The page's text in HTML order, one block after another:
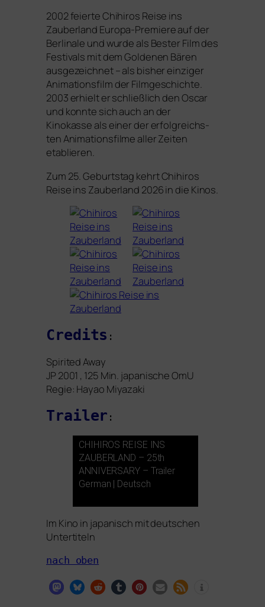
2002 fei­er­teChihiros Reise ins
Zauberland Europa-Premiere auf der
Berlinale und wur­de als Bester Film des
Festivals mit dem Goldenen Bären
aus­ge­zeich­net – als bis­her ein­zi­ger
Animationsfilm der Filmgeschichte.
2003 erhielt er schließ­lich den Oscar
und konn­te sich auch an der
Kinokasse als einer der erfolg­reichs­
ten Animationsfilme aller Zeiten
etablieren.
Zum 25. Geburtstag kehrtChihiros
Reise ins Zauberland 2026 in die Kinos.
Credits :
Spirited Away
JP 2001 , 125 Min. japa­ni­sche OmU
Regie: Hayao Miyazaki
Trailer :
CHIHIROS REISE INS
ZAUBERLAND – 25th
ANNIVERSARY– Trailer
German | Deutsch
Im Kino in japa­nisch mit deut­schen
Untertiteln
nach oben